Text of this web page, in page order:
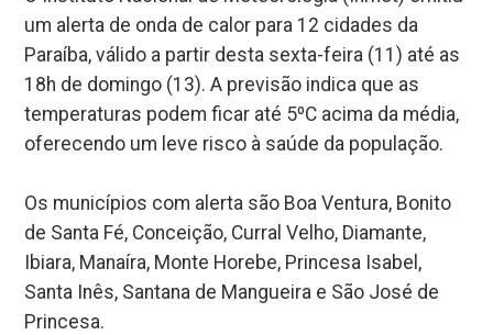
um alerta de onda de calor para 12 cidades da
Paraíba, válido a partir desta sexta-feira (11) até as
18h de domingo (13). A previsão indica que as
temperaturas podem ficar até 5ºC acima da média,
oferecendo um leve risco à saúde da população.
Os municípios com alerta são Boa Ventura, Bonito
de Santa Fé, Conceição, Curral Velho, Diamante,
Ibiara, Manaíra, Monte Horebe, Princesa Isabel,
Santa Inês, Santana de Mangueira e São José de
Princesa.